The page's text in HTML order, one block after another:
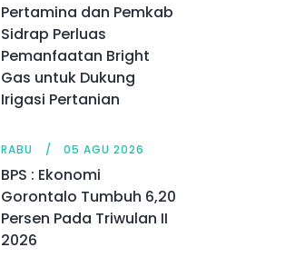
Pertamina dan Pemkab
Sidrap Perluas
Pemanfaatan Bright
Gas untuk Dukung
Irigasi Pertanian
RABU 05 AGU 2026
BPS : Ekonomi
Gorontalo Tumbuh 6,20
Persen Pada Triwulan II
2026